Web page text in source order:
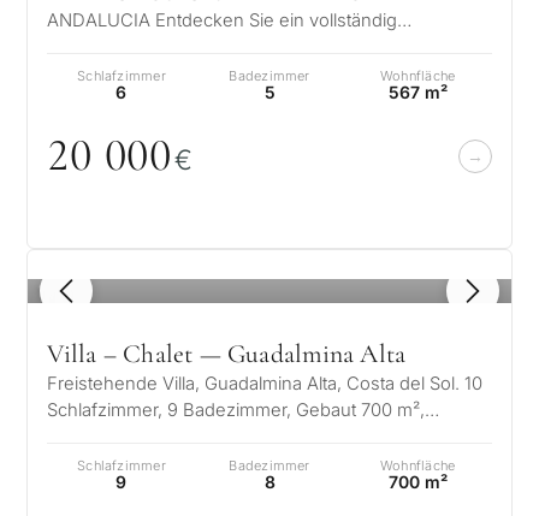
ANDALUCIA Entdecken Sie ein vollständig
Sicherheitssysteme…
Schlafzimmer
6
Badezimmer
5
Wohnfläche
567 m²
20 000€
1 / 8
Villa – Chalet — Guadalmina Alta
Freistehende Villa, Guadalmina Alta, Costa del Sol. 10
Schlafzimmer, 9 Badezimmer, Gebaut 700 m²,
Schlafzimmer
9
Badezimmer
8
Wohnfläche
700 m²